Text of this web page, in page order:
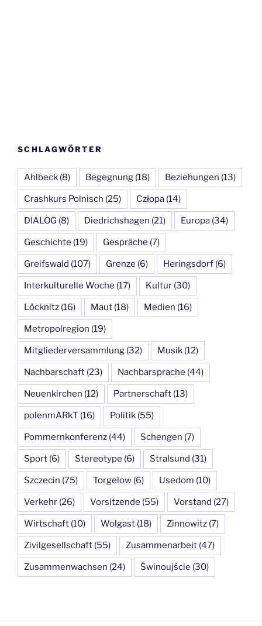
SCHLAGWÖRTER
Ahlbeck (8) Begegnung (18) Beziehungen (13)
Crashkurs Polnisch (25) Człopa (14)
DIALOG (8) Diedrichshagen (21) Europa (34)
Geschichte (19) Gespräche (7)
Greifswald (107) Grenze (6) Heringsdorf (6)
Interkulturelle Woche (17) Kultur (30)
Löcknitz (16) Maut (18) Medien (16)
Metropolregion (19)
Mitgliederversammlung (32) Musik (12)
Nachbarschaft (23) Nachbarsprache (44)
Neuenkirchen (12) Partnerschaft (13)
polenmARkT (16) Politik (55)
Pommernkonferenz (44) Schengen (7)
Sport (6) Stereotype (6) Stralsund (31)
Szczecin (75) Torgelow (6) Usedom (10)
Verkehr (26) Vorsitzende (55) Vorstand (27)
Wirtschaft (10) Wolgast (18) Zinnowitz (7)
Zivilgesellschaft (55) Zusammenarbeit (47)
Zusammenwachsen (24) Świnoujście (30)